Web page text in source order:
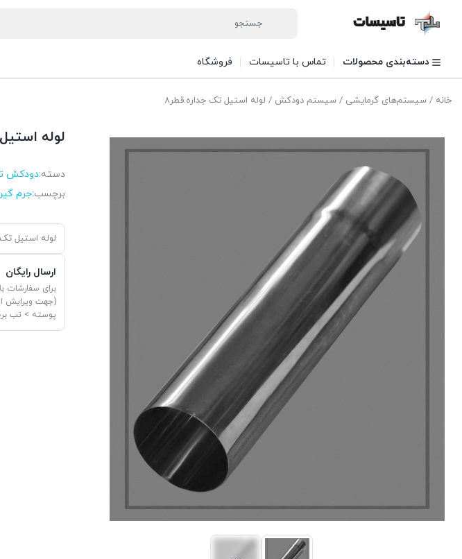
دسته‌بندی محصولات تماس با تاسیسات فروشگاه
خانه / سیستم‌های گرمایشی / سیستم دودکش / لوله استیل تک جداره.قطر8
لوله
دسته:دودکش
برچسب:جرم
لوله استیل تک
ارسال رایگان
(جهت ویرایش
پوسته > تب